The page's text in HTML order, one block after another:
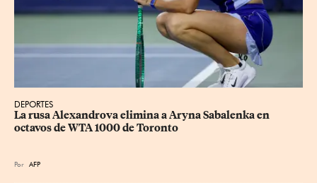
DEPORTES
La rusa Alexandrova elimina a Aryna Sabalenka en
octavos de WTA 1000 de Toronto
Por AFP